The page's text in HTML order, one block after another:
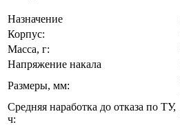
Назначение
Корпус:
Масса, г:
Напряжение накала
Размеры, мм:
Средняя наработка до отказа по ТУ,
ч: